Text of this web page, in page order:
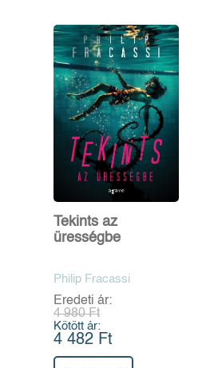
Tekints az
ürességbe
Philip Fracassi
Eredeti ár:
4 980 Ft
Kötött ár:
4 482 Ft